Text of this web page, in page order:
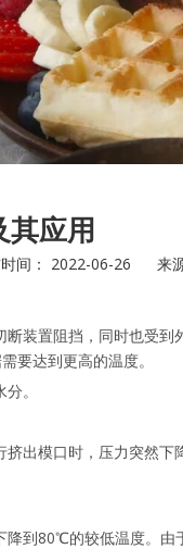
其应用
间： 2022-06-26 来
装置阻挡，同时也受到
要达到更高的温度。
。
出模口时，压力突然下
到80℃的较低温度。由